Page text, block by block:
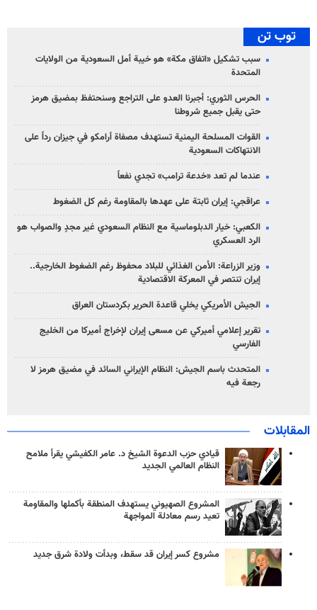
توب تن
سبب تشكيل «اتفاق مكة» هو خيبة أمل السعودية من الولايات
المتحدة
الحرس الثوري: أجبرنا العدو على التراجع وسنحتفظ بمضيق هرمز
حتى يقبل جميع شروطنا
القوات المسلحة اليمنية تستهدف مصفاة أرامكو في جيزان رداً على
الانتهاكات السعودية
عندما لم تعد «خدعة ترامب» تجدي نفعاً
عراقجي: إيران ثابتة على عهدها بالمقاومة رغم كل الضغوط
الكعبي: خيار الدبلوماسية مع النظام السعودي غير مجدٍ والصواب هو
الرد العسكري
وزير الزراعة: الأمن الغذائي للبلاد محفوظ رغم الضغوط الخارجية..
إيران تنتصر في المعركة الاقتصادية
الجيش الأمريكي يخلي قاعدة الحرير بكردستان العراق
تقرير إعلامي أميركي عن مسعى إيران لإخراج أميركا من الخليج
الفارسي
المتحدث باسم الجيش: النظام الإيراني السائد في مضيق هرمز لا
رجعة فيه
المقابلات
قيادي حزب الدعوة الشيخ د. عامر الكفيشي يقرأ ملامح
النظام العالمي الجديد
المشروع الصهيوني يستهدف المنطقة بأكملها والمقاومة
تعيد رسم معادلة المواجهة
مشروع كسر إيران قد سقط، وبدأت ولادة شرق جديد